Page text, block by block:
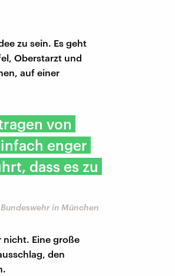
zu sein. Es geht
Oberstarzt und
auf einer
von
enger
dass es zu
in München
nicht. Eine große
den